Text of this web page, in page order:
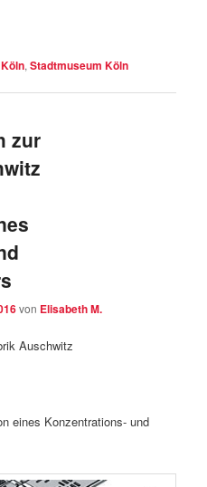
,Stadtmuseum Köln
zur
von Elisabeth M.
Auschwitz
eines Konzentrations- und